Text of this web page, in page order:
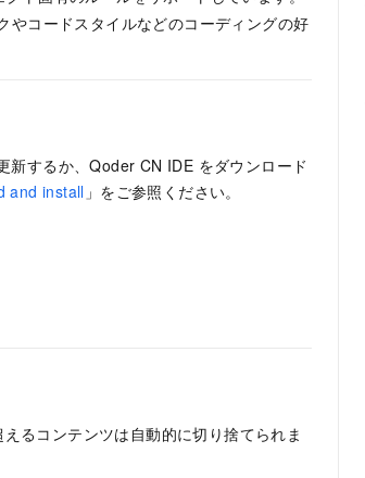
やコードスタイルなどのコーディングの好
新するか、Qoder CN IDE をダウンロード
and install 」をご参照ください。
るコンテンツは自動的に切り捨てられま